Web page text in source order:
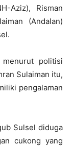
Aziz), Risman
(Andalan)
menurut politisi
Sulaiman itu,
pengalaman
Sulsel diduga
cukong yang